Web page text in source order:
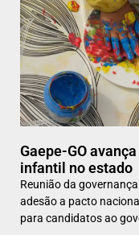
Gaepe-GO
infantil no estado
Reunião da
adesão a pacto
para candidatos ao